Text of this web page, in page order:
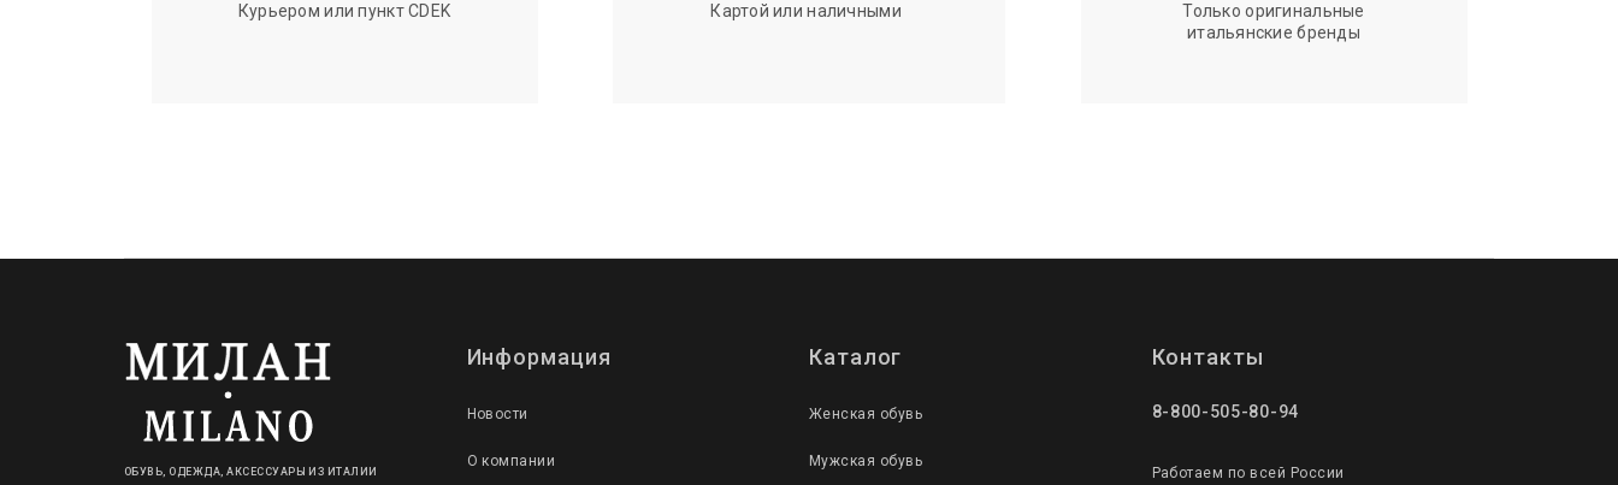
Курьером или пункт CDEK Картой или наличными
Только оригинальные
итальянские бренды
ОБУВЬ, ОДЕЖДА, АКСЕССУАРЫ ИЗ ИТАЛИИ
Информация
Новости
О компании
Каталог
Женская обувь
Мужская обувь
Контакты
8-800-505-80-94
Работаем по всей России